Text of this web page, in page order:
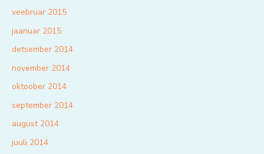
veebruar 2015
jaanuar 2015
detsember 2014
november 2014
oktoober 2014
september 2014
august 2014
juuli 2014